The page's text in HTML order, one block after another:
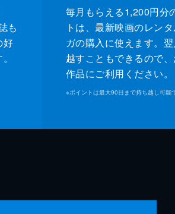
も
好
毎月もらえる1,200円分
トは、最新映画のレン
ガの購入に使えます。
越すこともできるので
作品にご利用ください。
※ポイントは最大90日まで持ち越し可能